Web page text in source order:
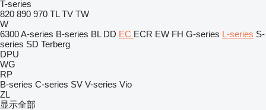
T-series
820 890 970 TL TV TW
W
6300A-series B-series BL DD EC ECR EW FH G-series L-series S-
series SD Terberg
DPU
WG
RP
B-series C-series SV V-series Vio
ZL
显示全部